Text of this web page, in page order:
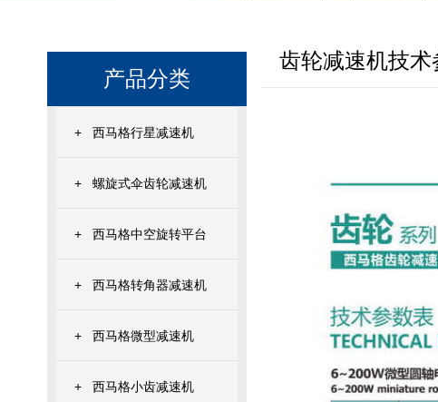
产品分类
+ 西马格行星减速机
+ 螺旋式伞齿轮减速机
+ 西马格中空旋转平台
+ 西马格转角器减速机
+ 西马格微型减速机
+ 西马格小齿减速机
齿轮减速机技术